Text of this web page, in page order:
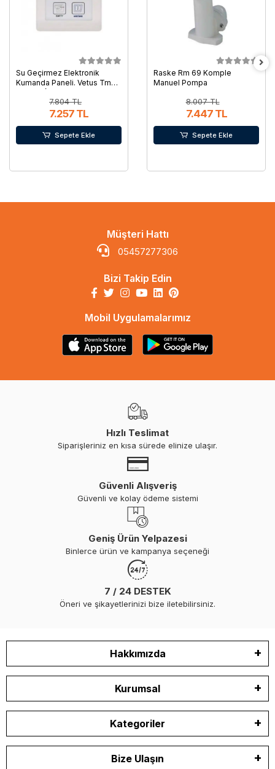
Su Geçirmez Elektronik
Kumanda Paneli. Vetus Tmw
7.804 TL
7.257 TL
Sepete Ekle
Raske Rm 69 Komple
Manuel Pompa
8.007 TL
7.447 TL
Sepete Ekle
Müşteri Hattı
05457277306
Bizi Takip Edin
Mobil Uygulamalarımız
Hızlı Teslimat
Siparişleriniz en kısa sürede elinize ulaşır.
Güvenli Alışveriş
Güvenli ve kolay ödeme sistemi
Geniş Ürün Yelpazesi
Binlerce ürün ve kampanya seçeneği
7 / 24 DESTEK
Öneri ve şikayetlerinizi bize iletebilirsiniz.
Hakkımızda
Kurumsal
Kategoriler
Bize Ulaşın